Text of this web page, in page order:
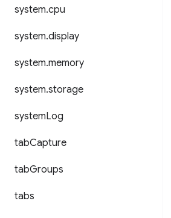
system.cpu
system.display
system.memory
system.storage
systemLog
tabCapture
tabGroups
tabs